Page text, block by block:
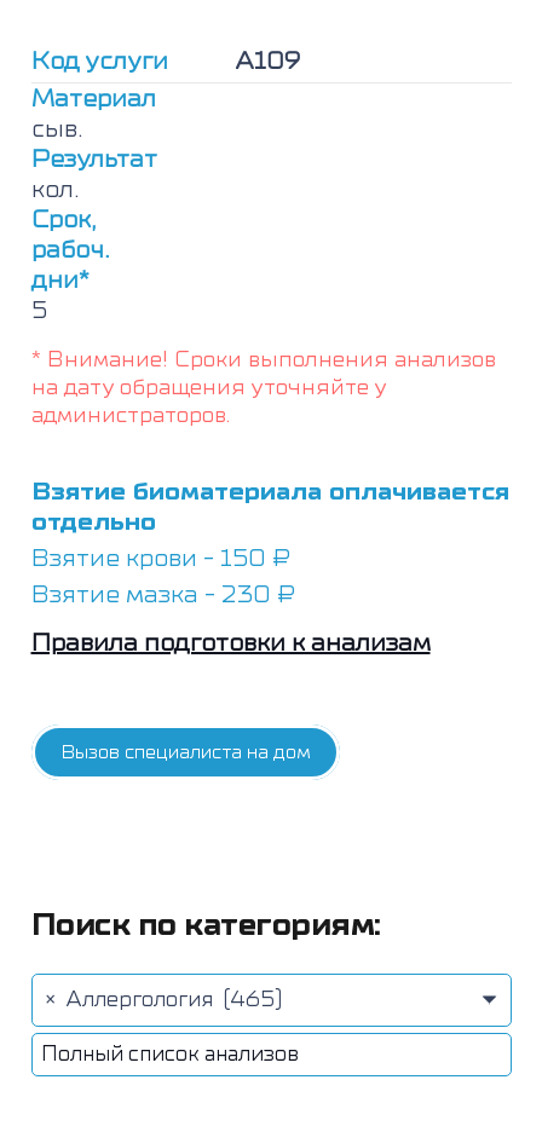
Код услуги
А109
Материал
сыв.
Результат
кол.
Срок,
рабоч.
дни*
5
* Внимание! Сроки выполнения анализов
на дату обращения уточняйте у
администраторов.
Взятие биоматериала оплачивается
отдельно
Взятие крови - 150 ₽
Взятие мазка - 230 ₽
Правила подготовки к анализам
Вызов специалиста на дом
Поиск по категориям:
× Аллергология (465)
Полный список анализов